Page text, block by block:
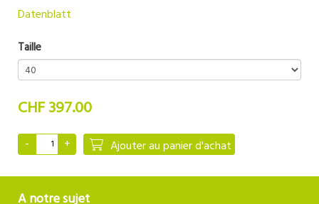
Datenblatt
Taille
CHF 397.00
Ajouter au panier d'achat
A notre sujet